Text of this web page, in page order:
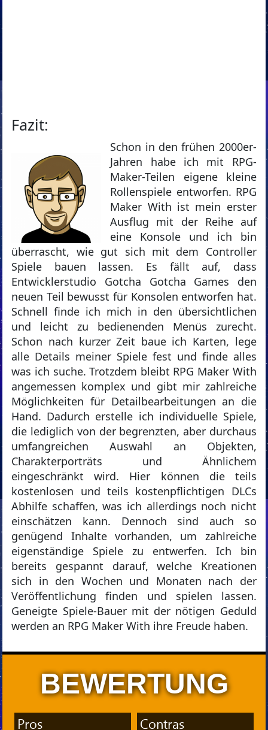
Fazit:
Schon in den frühen 2000er-
Jahren habe ich mit RPG-
Maker-Teilen eigene kleine
Rollenspiele entworfen. RPG
Maker With ist mein erster
Ausflug mit der Reihe auf
eine Konsole und ich bin
überrascht, wie gut sich mit dem Controller
Spiele bauen lassen. Es fällt auf, dass
Entwicklerstudio Gotcha Gotcha Games den
neuen Teil bewusst für Konsolen entworfen hat.
Schnell finde ich mich in den übersichtlichen
und leicht zu bedienenden Menüs zurecht.
Schon nach kurzer Zeit baue ich Karten, lege
alle Details meiner Spiele fest und finde alles
was ich suche. Trotzdem bleibt RPG Maker With
angemessen komplex und gibt mir zahlreiche
Möglichkeiten für Detailbearbeitungen an die
Hand. Dadurch erstelle ich individuelle Spiele,
die lediglich von der begrenzten, aber durchaus
umfangreichen Auswahl an Objekten,
Charakterporträts und Ähnlichem
eingeschränkt wird. Hier können die teils
kostenlosen und teils kostenpflichtigen DLCs
Abhilfe schaffen, was ich allerdings noch nicht
einschätzen kann. Dennoch sind auch so
genügend Inhalte vorhanden, um zahlreiche
eigenständige Spiele zu entwerfen. Ich bin
bereits gespannt darauf, welche Kreationen
sich in den Wochen und Monaten nach der
Veröffentlichung finden und spielen lassen.
Geneigte Spiele-Bauer mit der nötigen Geduld
werden an RPG Maker With ihre Freude haben.
BEWERTUNG
Pros Contras